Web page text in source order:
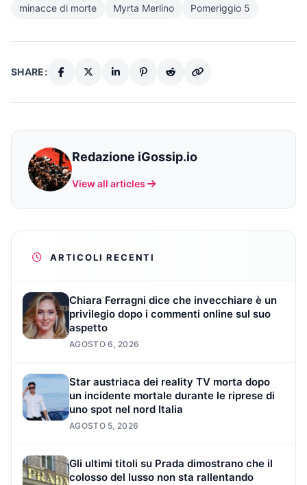
minacce di morte
Myrta Merlino Pomeriggio 5
SHARE:
Redazione iGossip.io
View all articles
ARTICOLI RECENTI
Chiara Ferragni dice che invecchiare è un
privilegio dopo i commenti online sul suo
aspetto
AGOSTO 6, 2026
Star austriaca dei reality TV morta dopo
un incidente mortale durante le riprese di
uno spot nel nord Italia
AGOSTO 5, 2026
Gli ultimi titoli su Prada dimostrano che il
colosso del lusso non sta rallentando